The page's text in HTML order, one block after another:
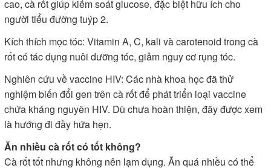
cao, cà rốt giúp kiểm soát glucose, đặc biệt hữu ích cho
người tiểu đường tuýp 2.
Kích thích mọc tóc: Vitamin A, C, kali và carotenoid trong cà
rốt có tác dụng nuôi dưỡng tóc, giảm nguy cơ rụng tóc.
Nghiên cứu về vaccine HIV: Các nhà khoa học đã thử
nghiệm biến đổi gen trên cà rốt để phát triển loại vaccine
chứa kháng nguyên HIV. Dù chưa hoàn thiện, đây được xem
là hướng đi đầy hứa hẹn.
Ăn nhiều cà rốt có tốt không?
Cà rốt tốt nhưng không nên lạm dụng. Ăn quá nhiều có thể